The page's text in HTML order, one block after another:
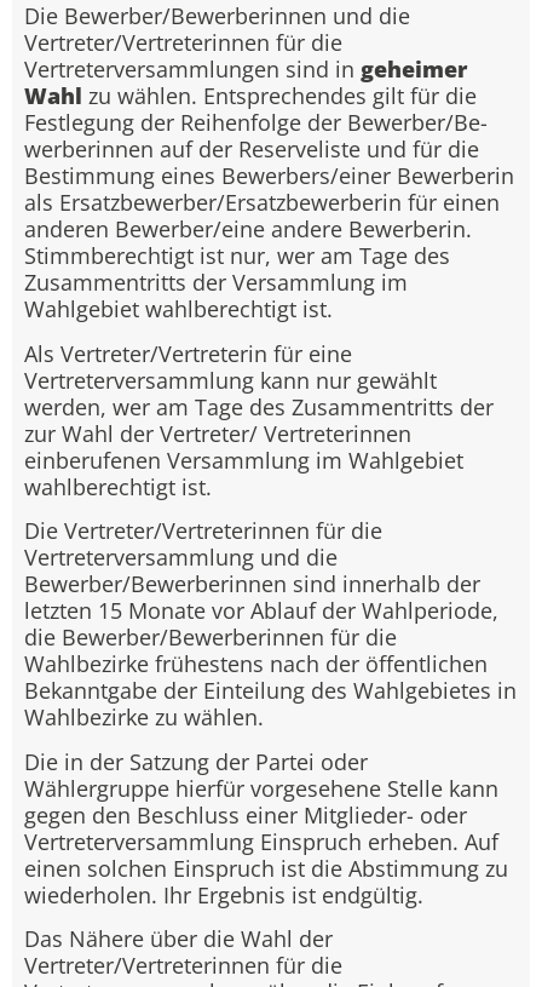
Die Bewerber/Bewerberinnen und die
Vertreter/Vertreterinnen für die
Vertreterversammlungen sind in geheimer
Wahl zu wählen. Entsprechendes gilt für die
Festlegung der Reihenfolge der Bewerber/Be-
werberinnen auf der Reserveliste und für die
Bestimmung eines Bewerbers/einer Bewerberin
als Ersatzbewerber/Ersatzbewerberin für einen
anderen Bewerber/eine andere Bewerberin.
Stimmberechtigt ist nur, wer am Tage des
Zusammentritts der Versammlung im
Wahlgebiet wahlberechtigt ist.
Als Vertreter/Vertreterin für eine
Vertreterversammlung kann nur gewählt
werden, wer am Tage des Zusammentritts der
zur Wahl der Vertreter/ Vertreterinnen
einberufenen Versammlung im Wahlgebiet
wahlberechtigt ist.
Die Vertreter/Vertreterinnen für die
Vertreterversammlung und die
Bewerber/Bewerberinnen sind innerhalb der
letzten 15 Monate vor Ablauf der Wahlperiode,
die Bewerber/Bewerberinnen für die
Wahlbezirke frühestens nach der öffentlichen
Bekanntgabe der Einteilung des Wahlgebietes in
Wahlbezirke zu wählen.
Die in der Satzung der Partei oder
Wählergruppe hierfür vorgesehene Stelle kann
gegen den Beschluss einer Mitglieder- oder
Vertreterversammlung Einspruch erheben. Auf
einen solchen Einspruch ist die Abstimmung zu
wiederholen. Ihr Ergebnis ist endgültig.
Das Nähere über die Wahl der
Vertreter/Vertreterinnen für die